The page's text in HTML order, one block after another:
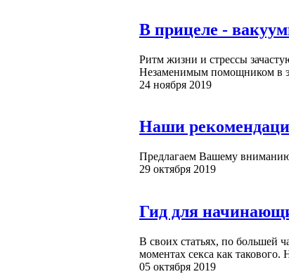
В прицеле -
Ритм жизни и стрессы
Незаменимым помощником в
24 ноября 2019
Наши
Предлагаем Вашему
29 октября 2019
Гид для
В своих статьях, по большей
моментах секса как
05 октября 2019